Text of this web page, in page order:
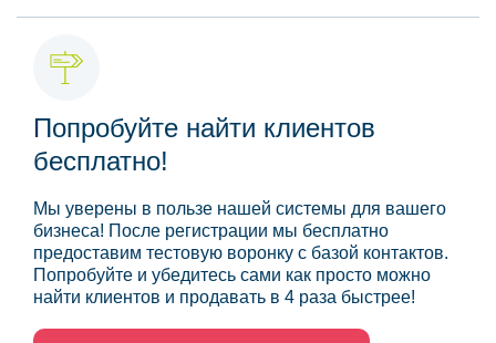
Попробуйте найти клиентов
бесплатно!
Мы уверены в пользе нашей системы для вашего
бизнеса! После регистрации мы бесплатно
предоставим тестовую воронку с базой контактов.
Попробуйте и убедитесь сами как просто можно
найти клиентов и продавать в 4 раза быстрее!